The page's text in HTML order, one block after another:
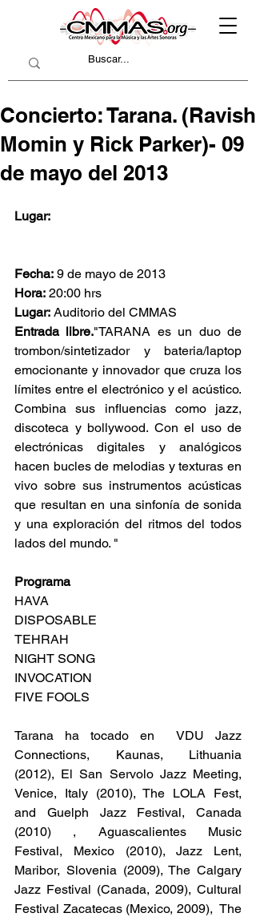
Concierto: Tarana. (Ravish
Momin y Rick Parker)- 09
de mayo del 2013
Lugar:
Fecha: 9 de mayo de 2013
Hora: 20:00 hrs
Lugar: Auditorio del CMMAS
Entrada libre."TARANA es un duo de
trombon/sintetizador y bateria/laptop
emocionante y innovador que cruza los
límites entre el electrónico y el acústico.
Combina sus influencias como jazz,
discoteca y bollywood. Con el uso de
electrónicas digitales y analógicos
hacen bucles de melodias y texturas en
vivo sobre sus instrumentos acústicas
que resultan en una sinfonía de sonida
y una exploración del ritmos del todos
lados del mundo. "
Programa
HAVA
DISPOSABLE
TEHRAH
NIGHT SONG
INVOCATION
FIVE FOOLS
Tarana ha tocado en  VDU Jazz
Connections, Kaunas, Lithuania
(2012), El San Servolo Jazz Meeting,
Venice, Italy (2010), The LOLA Fest,
and Guelph Jazz Festival, Canada
(2010) , Aguascalientes Music
Festival, Mexico (2010), Jazz Lent,
Maribor, Slovenia (2009), The Calgary
Jazz Festival (Canada, 2009), Cultural
Festival Zacatecas (Mexico, 2009),  The